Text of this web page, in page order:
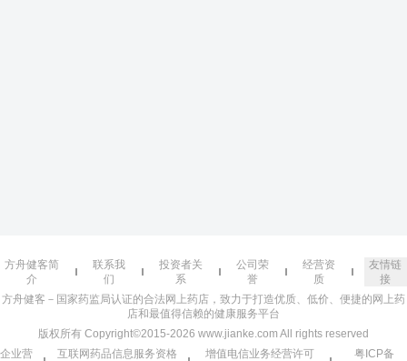
方舟健客简
介
联系我
们
投资者关
系
公司荣
誉
经营资
质
友情链
接
方舟健客－国家药监局认证的合法网上药店，致力于打造优质、低价、便捷的网上药
店和最值得信赖的健康服务平台
版权所有 Copyright©2015-2026 www.jianke.com All rights reserved
企业营
互联网药品信息服务资格 增值电信业务经营许可 粤ICP备